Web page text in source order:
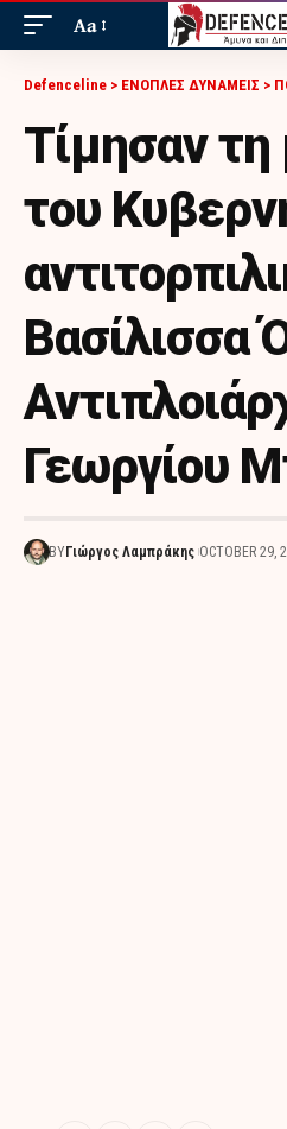
Aa
Defenceline > ΕΝΟΠΛΕΣ ΔΥΝΑΜΕΙΣ >
Τίμησαν
του
Βασίλισσα
Γεωργίου
BY Γιώργος Λαμπράκης OCTOBER 29,